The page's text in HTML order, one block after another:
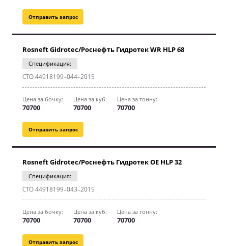
Отправить запрос
Отправить запрос
Rosneft Gidrotec/Роснефть Гидротек WR HLP 68
Спецификация:
CТО 44918199–044–2015
Цена за бочку:
70700
Цена за куб:
70700
Цена за тонну:
70700
Отправить запрос
Rosneft Gidrotec/Роснефть Гидротек OE HLP 32
Спецификация:
CТО 44918199–043–2015
Цена за бочку:
70700
Цена за куб:
70700
Цена за тонну:
70700